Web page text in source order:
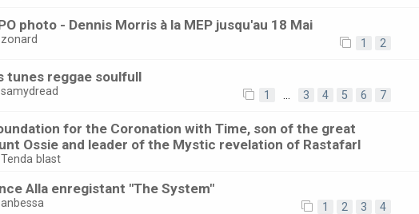
photo - Dennis Morris à la MEP jusqu'au 18 Mai
zonard 1 2
tunes reggae soulfull
samydread 1 3 4 5 6 7
for the Coronation with Time, son of the great
Ossie and leader of the Mystic revelation of RastafarI
Tenda blast
Alla enregistant "The System"
anbessa 1 2 3 4